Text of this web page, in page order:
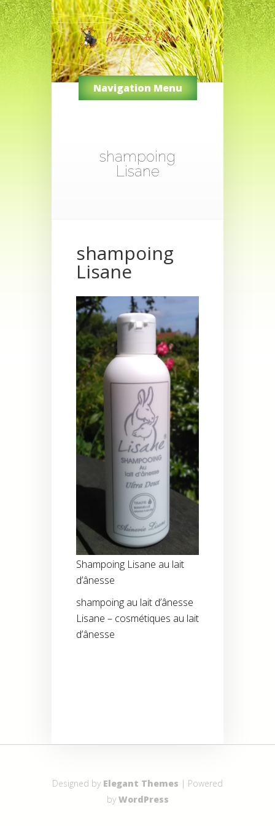
Navigation Menu
shampoing
Lisane
shampoing
Lisane
Shampoing Lisane au lait
d’ânesse
shampoing au lait d’ânesse
Lisane – cosmétiques au lait
d’ânesse
Designed by Elegant Themes | Powered
by WordPress